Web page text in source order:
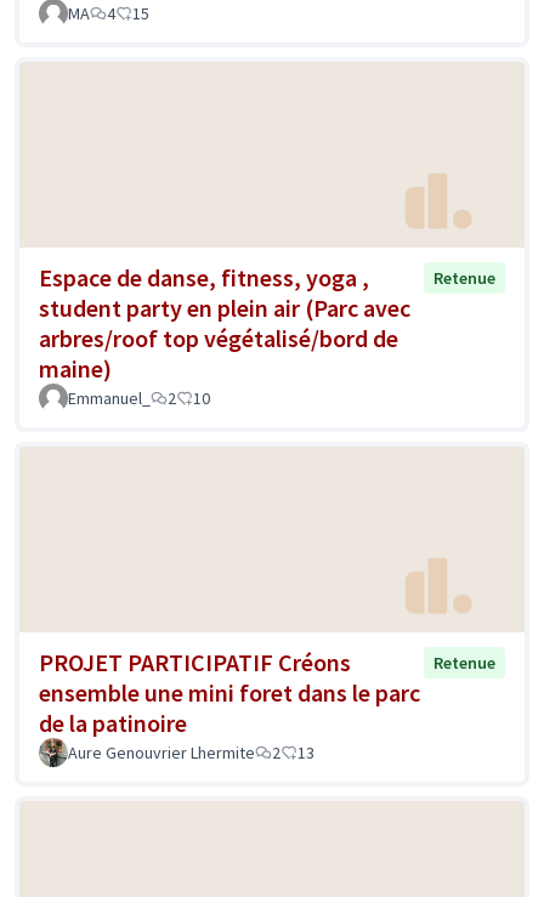
MA
4 15
Espace de danse, fitness, yoga ,
student party en plein air (Parc avec
arbres/roof top végétalisé/bord de
maine)
Retenue
Emmanuel_ 2 10
PROJET PARTICIPATIF Créons
ensemble une mini foret dans le parc
de la patinoire
Retenue
Aure Genouvrier Lhermite 2 13